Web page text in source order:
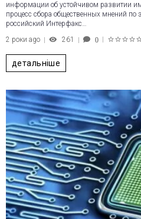
информации об устойчивом развитии
процесс сбора общественных мнений по
российский Интерфакс…
2 роки ago
261 0
детальніше